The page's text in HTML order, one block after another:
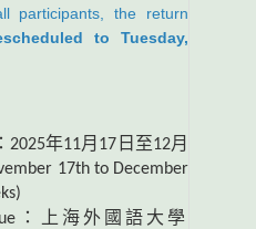
participants, the return
to Tuesday,
2025年11月17日至12月
17th to December
：上海外國語大學